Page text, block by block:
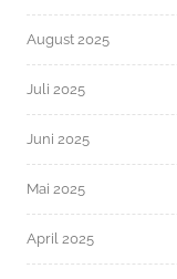
August 2025
Juli 2025
Juni 2025
Mai 2025
April 2025